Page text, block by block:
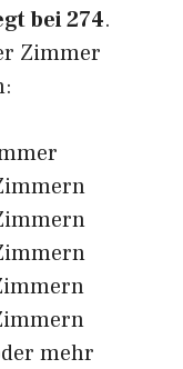
bei 274.
Zimmer
mehr